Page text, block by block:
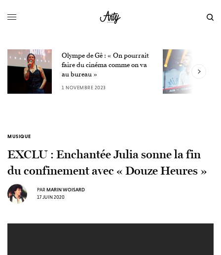
Olympe de Gê : « On pourrait
faire du cinéma comme on va
au bureau »
1 NOVEMBRE 2023
MUSIQUE
EXCLU : Enchantée Julia sonne la fin
du confinement avec « Douze Heures »
PAR MARIN WOISARD
17 JUIN 2020